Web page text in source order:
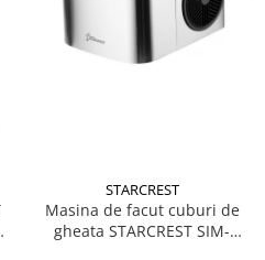
STARCREST
Masina de facut cuburi de
gheata STARCREST SIM-